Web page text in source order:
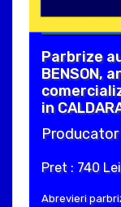
Parbrize
BENSON,
in
Producator
Pret : 740 Lei
Abrevieri